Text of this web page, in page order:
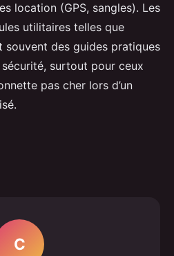
location (GPS, sangles). Les
utilitaires telles que
souvent des guides pratiques
surtout pour ceux
pas cher lors d’un
C